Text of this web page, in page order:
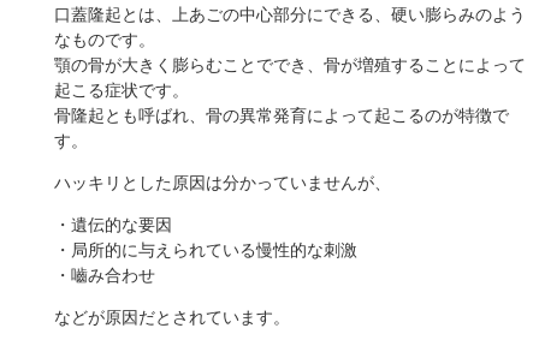
口蓋隆起とは、上あごの中心部分にできる、硬い膨らみのよう
なものです。
顎の骨が大きく膨らむことででき、骨が増殖することによって
起こる症状です。
骨隆起とも呼ばれ、骨の異常発育によって起こるのが特徴で
す。
ハッキリとした原因は分かっていませんが、
・遺伝的な要因
・局所的に与えられている慢性的な刺激
・嚙み合わせ
などが原因だとされています。